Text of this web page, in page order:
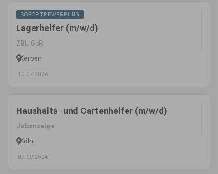
SOFORTBEWERBUNG
Lagerhelfer (m/w/d)
ZBL GbR
Kerpen
10.07.2026
Haushalts- und Gartenhelfer (m/w/d)
Jobanzeige
Köln
07.08.2026